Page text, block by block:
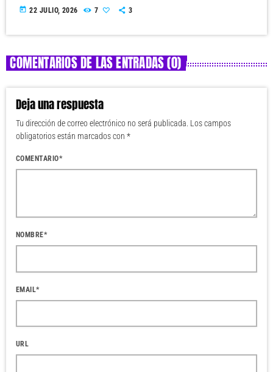
today 22 JULIO, 2026 7 3
COMENTARIOS DE LAS ENTRADAS (0)
Deja una respuesta
Tu dirección de correo electrónico no será publicada. Los campos
obligatorios están marcados con *
COMENTARIO*
NOMBRE*
EMAIL*
URL